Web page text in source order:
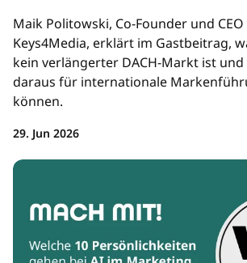
Maik Politowski, Co-Founder und CEO
Keys4Media, erklärt im Gastbeitrag,
kein verlängerter DACH-Markt ist und
daraus für internationale
können.
29. Jun 2026